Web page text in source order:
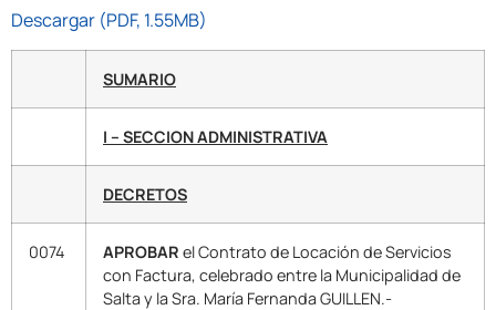
Descargar (PDF, 1.55MB)
SUMARIO
I – SECCION ADMINISTRATIVA
DECRETOS
0074 APROBAR el Contrato de Locación de Servicios
con Factura, celebrado entre la Municipalidad de
Salta y la Sra. María Fernanda GUILLEN.-